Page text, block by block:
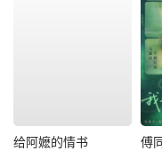
给阿嬷的情书